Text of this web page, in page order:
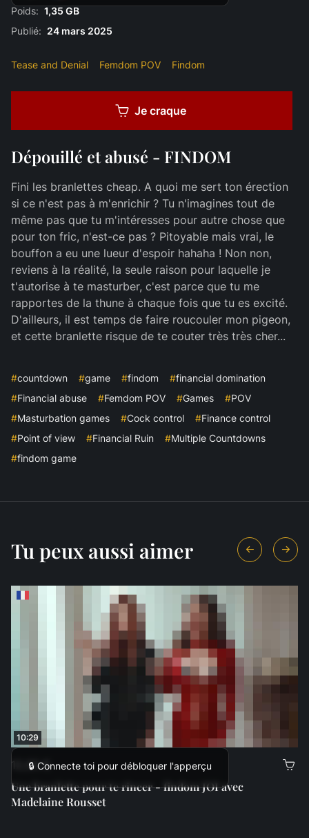
Poids: 1,35 GB
Publié: 24 mars 2025
Tease and Denial Femdom POV Findom
Je craque
Dépouillé et abusé - FINDOM
Fini les branlettes cheap. A quoi me sert ton érection
si ce n'est pas à m'enrichir ? Tu n'imagines tout de
même pas que tu m'intéresses pour autre chose que
pour ton fric, n'est-ce pas ? Pitoyable mais vrai, le
bouffon a eu une lueur d'espoir hahaha ! Non non,
reviens à la réalité, la seule raison pour laquelle je
t'autorise à te masturber, c'est parce que tu me
rapportes de la thune à chaque fois que tu es excité.
D'ailleurs, il est temps de faire roucouler mon pigeon,
et cette branlette risque de te couter très très cher...
#countdown #game #findom #financial domination
#Financial abuse #Femdom POV #Games #POV
#Masturbation games #Cock control #Finance control
#Point of view #Financial Ruin #Multiple Countdowns
#findom game
Tu peux aussi aimer
10:29
🔒 Connecte toi pour débloquer l'apperçu
12,00 €
Une branlette pour te rincer - findom JOI avec
Madelaine Rousset